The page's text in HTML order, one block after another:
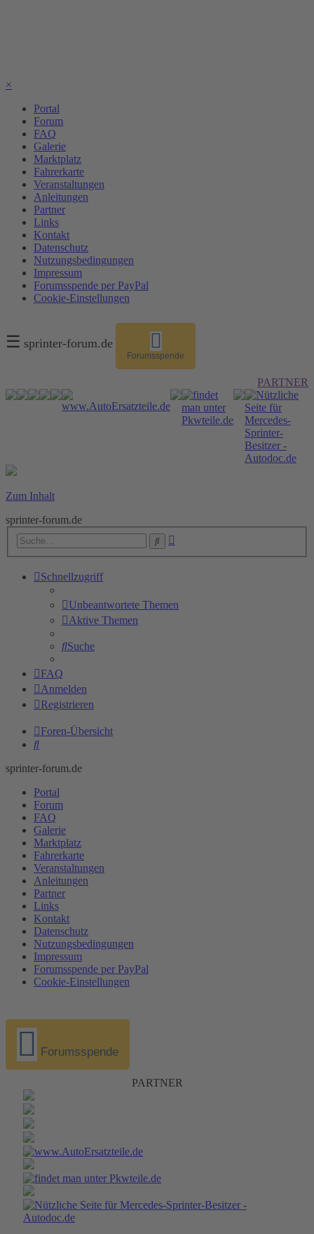
×
Portal
Forum
FAQ
Galerie
Marktplatz
Fahrerkarte
Veranstaltungen
Anleitungen
Partner
Links
Kontakt
Datenschutz
Nutzungsbedingungen
Impressum
Forumsspende per PayPal
Cookie-Einstellungen
☰ sprinter-forum.de
Forumsspende
PARTNER
Zum Inhalt
sprinter-forum.de
Suche
Schnellzugriff
Unbeantwortete Themen
Aktive Themen
Suche
FAQ
Anmelden
Registrieren
Foren-Übersicht
Suche
sprinter-forum.de
Portal
Forum
FAQ
Galerie
Marktplatz
Fahrerkarte
Veranstaltungen
Anleitungen
Partner
Links
Kontakt
Datenschutz
Nutzungsbedingungen
Impressum
Forumsspende per PayPal
Cookie-Einstellungen
Forumsspende
PARTNER